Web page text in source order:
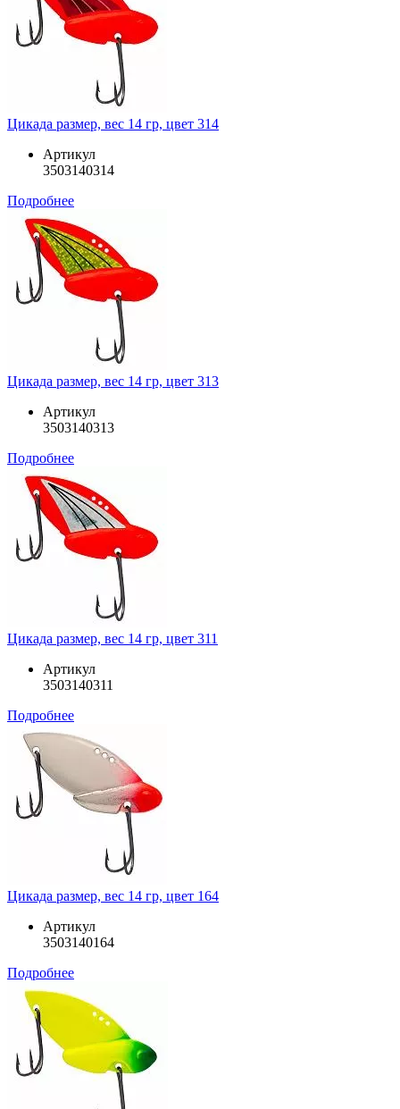
Цикада размер, вес 14 гр, цвет 314
Артикул
3503140314
Подробнее
Цикада размер, вес 14 гр, цвет 313
Артикул
3503140313
Подробнее
Цикада размер, вес 14 гр, цвет 311
Артикул
3503140311
Подробнее
Цикада размер, вес 14 гр, цвет 164
Артикул
3503140164
Подробнее